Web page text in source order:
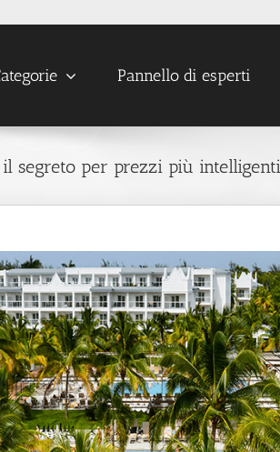
Pannello di esperti
segreto per prezzi più intelligenti